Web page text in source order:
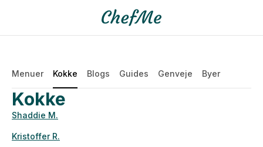
Menuer Kokke Blogs Guides Genveje Byer
Kokke
Shaddie M.
Kristoffer R.